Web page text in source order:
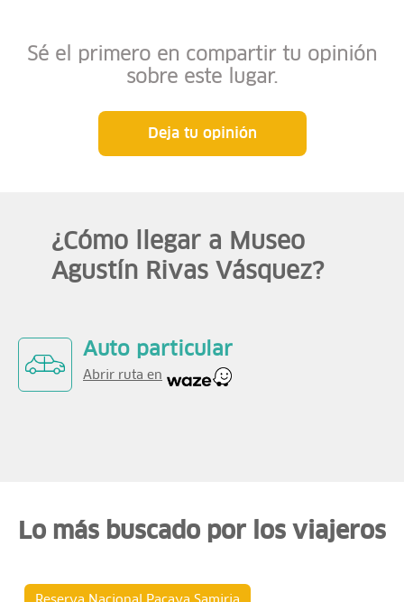
Sé el primero en compartir tu opinión
sobre este lugar.
Deja tu opinión
¿Cómo llegar a Museo
Agustín Rivas Vásquez?
Auto particular
Abrir ruta en
Lo más buscado por los viajeros